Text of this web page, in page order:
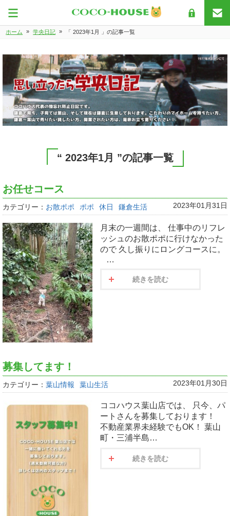
ホーム » 学央日記 » 「 2023年1月 」の記事一覧
“ 2023年1月 ”の記事一覧
お任せコース
カテゴリー： お散ポポ ポポ 休日 鎌倉生活 2023年01月31日
月末の一週間は、 仕事中のリフレ
ッシュのお散ポポに行けなかった
ので 久し振りにロングコースに。
…
続きを読む
募集してます！
カテゴリー： 葉山情報 葉山生活 2023年01月30日
ココハウス葉山店では、 只今、パ
ートさんを募集しております！
不動産業界未経験でもOK！ 葉山
町・三浦半島…
続きを読む